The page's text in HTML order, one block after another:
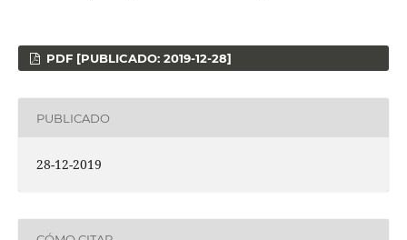
PDF [PUBLICADO: 2019-12-28]
PUBLICADO
28-12-2019